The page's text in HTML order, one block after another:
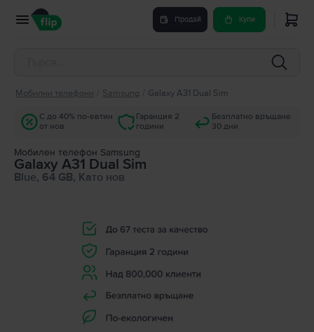
Продай Купи
Мобилни телефони Samsung Galaxy A31 Dual Sim
С до 40% по-евтин
от нов
Гаранция 2
години
Безплатно връщане
30 дни
Мобилен телефон Samsung
Galaxy A31 Dual Sim
Blue, 64 GB, Като нов